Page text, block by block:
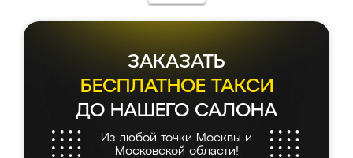
ЗАКАЗАТЬ
БЕСПЛАТНОЕ ТАКСИ
ДО НАШЕГО САЛОНА
Из любой точки Москвы и
Московской области!